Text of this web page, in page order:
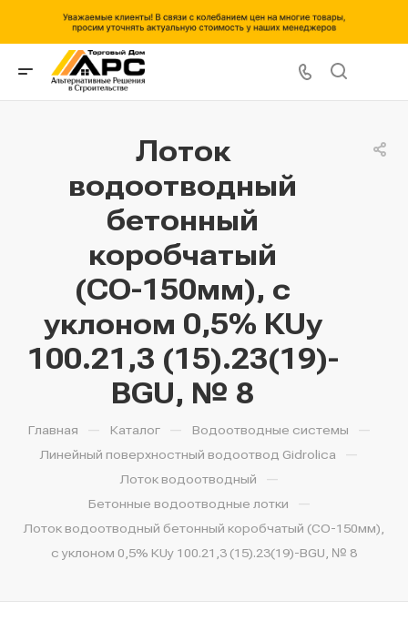
Лоток
водоотводный
бетонный
коробчатый
(СО-150мм), с
уклоном 0,5% КUу
100.21,3 (15).23(19)-
BGU, № 8
Главная — Каталог — Водоотводные системы —
Линейный поверхностный водоотвод Gidrolica —
Лоток водоотводный —
Бетонные водоотводные лотки —
Лоток водоотводный бетонный коробчатый (СО-150мм),
с уклоном 0,5% КUу 100.21,3 (15).23(19)-BGU, № 8